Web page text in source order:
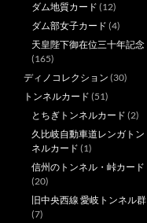
ダム地質カード (12)
ダム部女子カード (4)
天皇陛下御在位三十年記念
(165)
ディノコレクション (30)
トンネルカード (51)
とちぎトンネルカード (2)
久比岐自動車道レンガトン
ネルカード (1)
信州のトンネル・峠カード
(20)
旧中央西線 愛岐トンネル群
(7)